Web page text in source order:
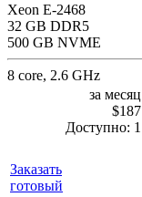
Xeon E-2468
32 GB DDR5
500 GB NVME
8 core, 2.6 GHz
за месяц
$187
Доступно: 1
Заказать
готовый